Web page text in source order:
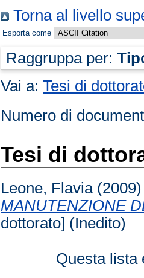
Torna al livello
Esporta come
Raggruppa per:
Vai a:Tesi di
Numero di
Tesi di
Leone, Flavia
MANUTENZIONE
dottorato] (Inedito)
Questa lista